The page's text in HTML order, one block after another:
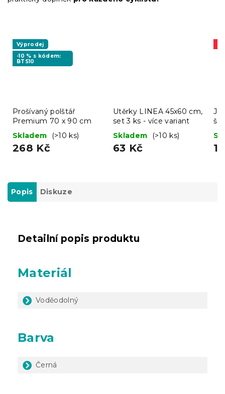
Výprodej
-10 % s kódem:
BTS10
Prošívaný polštář
Premium 70 x 90 cm
Skladem
(>10 ks)
268 Kč
Utěrky LINEA 45x60 cm,
set 3 ks - více variant
Skladem
(>10 ks)
63 Kč
Popis Diskuze
Detailní popis produktu
Materiál
Voděodolný
Barva
Černá